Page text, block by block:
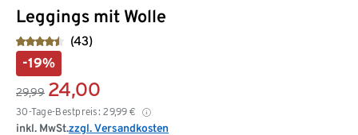
Leggings mit Wolle
(43)
-19%
29,99 24,00
30-Tage-Bestpreis: 29,99 €
inkl. MwSt.zzgl. Versandkosten